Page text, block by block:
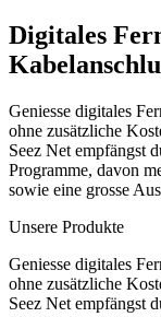
Digitales
Geniesse digitales
ohne zusätzliche
Seez Net empfängst
Programme, davon
sowie eine grosse
Unsere Produkte
Geniesse digitales
ohne zusätzliche
Seez Net empfängst